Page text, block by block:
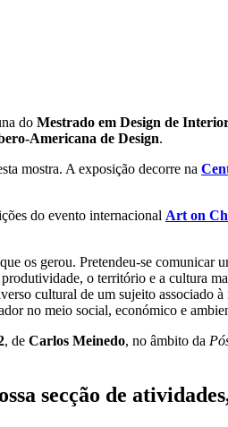
do Mestrado em Design de
Americana de Design.
mostra. A exposição decorre na
do evento internacional Art on
os gerou. Pretendeu-se comunicar
o território e a cultura
cultural de um sujeito associado
no meio social, económico e
, de Carlos Meinedo, no âmbito da
secção de